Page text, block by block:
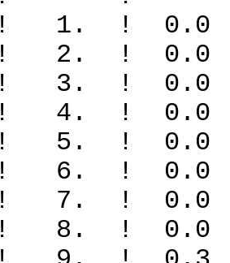
! 1. !
! 2. ! 0.0
! 3. ! 0.0
! 4. !
! 5. !
! 6. !
! 7. ! 0.0
! 8. !